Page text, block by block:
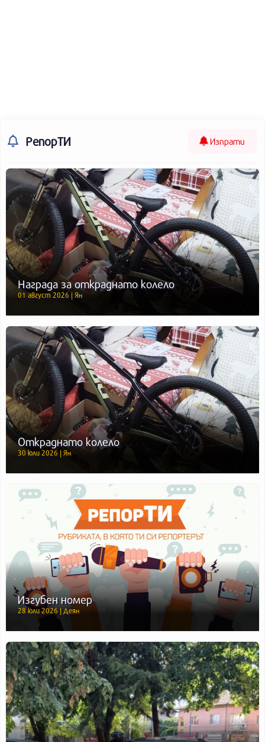
РепорТИ Изпрати
Награда за откраднато колело
01 август 2026 | Ян
Откраднато колело
30 юли 2026 | Ян
Изгубен номер
28 юли 2026 | Деян